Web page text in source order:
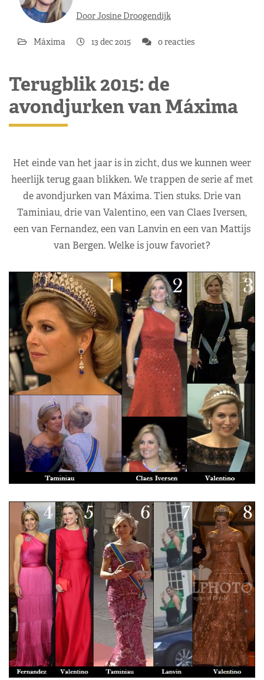
Door Josine Droogendijk
Máxima 13 dec 2015 0 reacties
Terugblik 2015: de
avondjurken van Máxima
Het einde van het jaar is in zicht, dus we kunnen weer
heerlijk terug gaan blikken. We trappen de serie af met
de avondjurken van Máxima. Tien stuks. Drie van
Taminiau, drie van Valentino, een van Claes Iversen,
een van Fernandez, een van Lanvin en een van Mattijs
van Bergen. Welke is jouw favoriet?